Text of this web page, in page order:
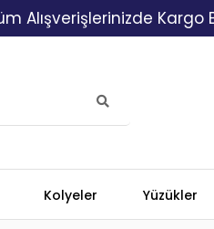
Kargo Bedava!
Kolyeler Yüzükler